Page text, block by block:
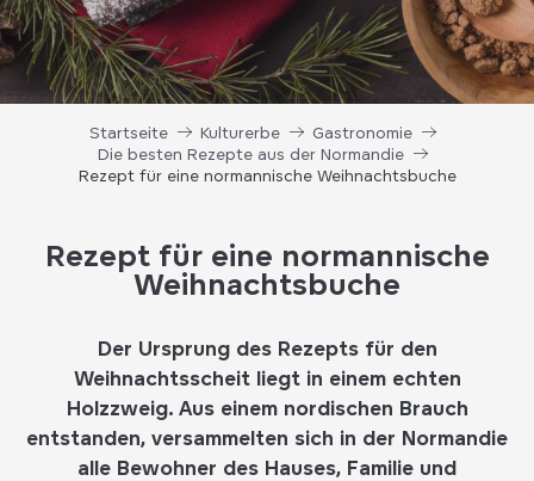
Startseite Kulturerbe
Gastronomie
Die besten Rezepte aus der Normandie
Rezept für eine normannische Weihnachtsbuche
Rezept für eine normannische
Weihnachtsbuche
Der Ursprung des Rezepts für den
Weihnachtsscheit liegt in einem echten
Holzzweig. Aus einem nordischen Brauch
entstanden, versammelten sich in der Normandie
alle Bewohner des Hauses, Familie und